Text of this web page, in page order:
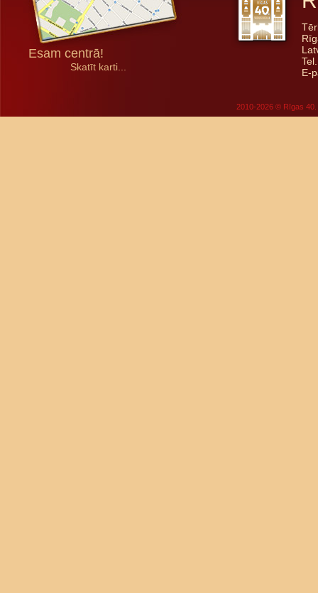
Esam centrā!
Skatīt karti...
E-
2010-2026 © Rīgas